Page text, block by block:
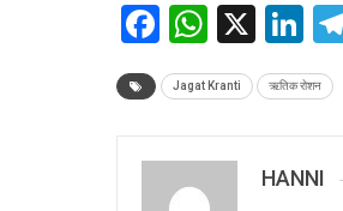
Facebook
X
Jagat Kranti ऋतिक रोशन
HANNI